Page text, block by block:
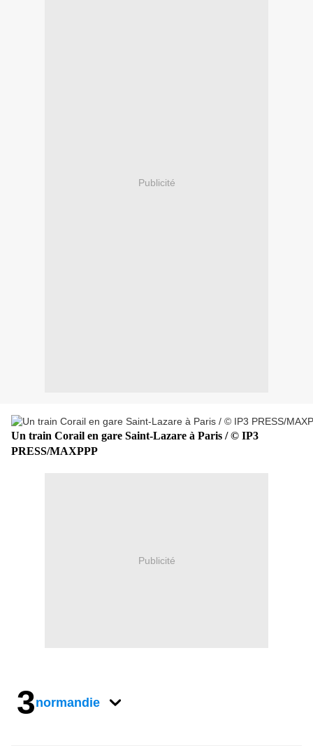
Publicité
Un train Corail en gare Saint-Lazare à Paris / © IP3
PRESS/MAXPPP
Publicité
3normandie